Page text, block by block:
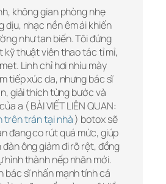
không gian phòng nhẹ
dịu, nhạc nền êm ái khiến
như tan biến. Tôi đứng
kỹ thuật viên thao tác tỉ mỉ,
Linh chỉ hơi nhíu mày
tiếp xúc da, nhưng bác sĩ
giải thích từng bước và
a ( BÀI VIẾT LIÊN QUAN:
trên trán tại nhà) botox sẽ
đang co rút quá mức, giúp
ông giảm đi rõ rệt, đồng
hình thành nếp nhăn mới.
bác sĩ nhấn mạnh tính cá